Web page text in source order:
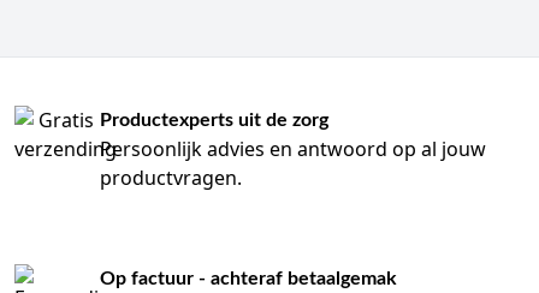
Productexperts uit de zorg
Persoonlijk advies en antwoord op al jouw
productvragen.
Op factuur - achteraf betaalgemak